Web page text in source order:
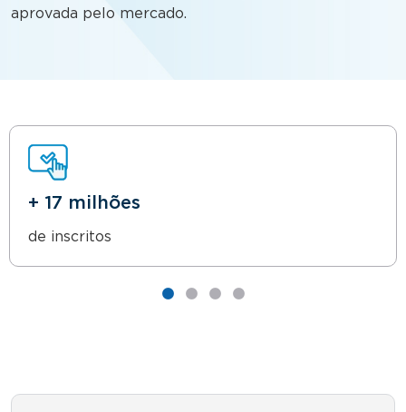
aprovada pelo mercado.
+ 17 milhões
de inscritos